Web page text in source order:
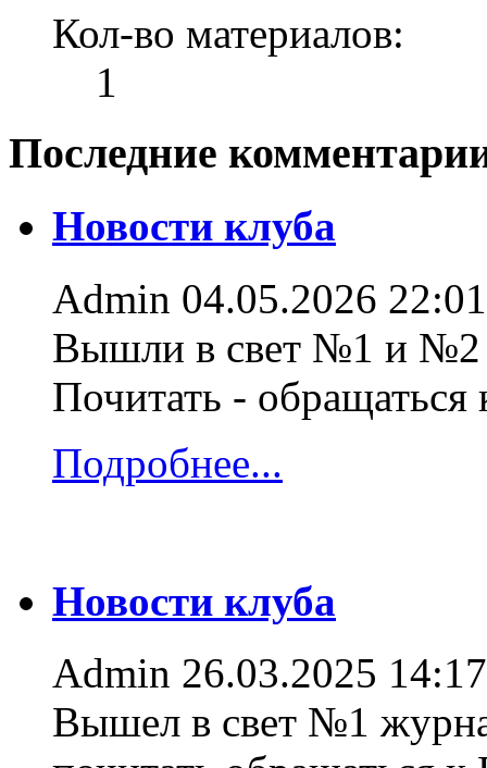
Кол-во материалов:
1
Последние
Новости клуба
Admin 04.05.2026 22:01
Вышли в свет №1 и №2
Почитать -
Подробнее...
Новости клуба
Admin 26.03.2025 14:17
Вышел в свет №1